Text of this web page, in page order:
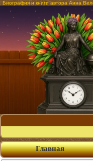
Биография и книги автора Анна
Главная